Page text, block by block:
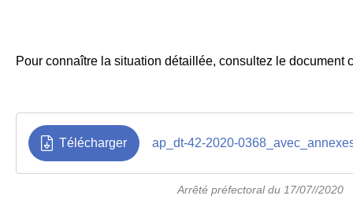
Pour connaître la situation détaillée, consultez le document
Télécharger ap_dt-42-2020-
Arrêté préfectoral du 17/07//2020